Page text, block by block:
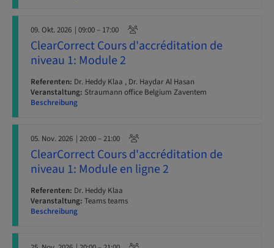
09. Okt. 2026 | 09:00 – 17:00
ClearCorrect Cours d'accréditation de
niveau 1: Module 2
Referenten: Dr. Heddy Klaa , Dr. Haydar Al Hasan
Veranstaltung: Straumann office Belgium Zaventem
Beschreibung
05. Nov. 2026 | 20:00 – 21:00
ClearCorrect Cours d'accréditation de
niveau 1: Module en ligne 2
Referenten: Dr. Heddy Klaa
Veranstaltung: Teams teams
Beschreibung